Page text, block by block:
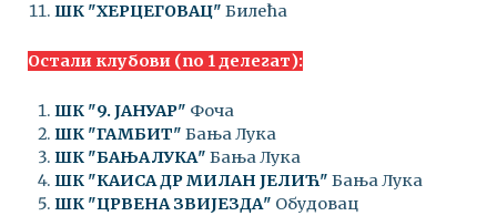
ШК "ХЕРЦЕГОВАЦ" Билећа
Остали клубови (по 1 делегат):
ШК "9. ЈАНУАР" Фоча
ШК "ГАМБИТ" Бања Лука
ШК "БАЊАЛУКА" Бања Лука
ШК "КАИСА ДР МИЛАН ЈЕЛИЋ" Бања Лука
ШК "ЦРВЕНА ЗВИЈЕЗДА" Обудовац